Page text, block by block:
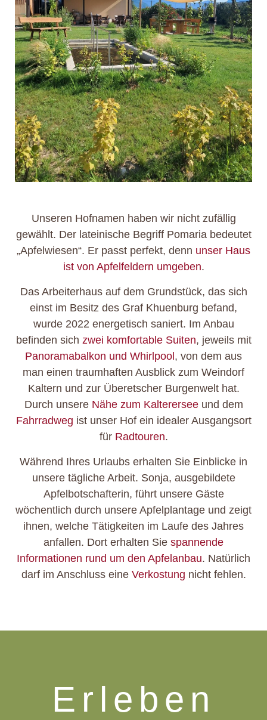
Unseren Hofnamen haben wir nicht zufällig
gewählt. Der lateinische Begriff Pomaria bedeutet
„Apfelwiesen“. Er passt perfekt, denn unser Haus
ist von Apfelfeldern umgeben.
Das Arbeiterhaus auf dem Grundstück, das sich
einst im Besitz des Graf Khuenburg befand,
wurde 2022 energetisch saniert. Im Anbau
befinden sich zwei komfortable Suiten, jeweils mit
Panoramabalkon und Whirlpool, von dem aus
man einen traumhaften Ausblick zum Weindorf
Kaltern und zur Überetscher Burgenwelt hat.
Durch unsere Nähe zum Kaltererseeund dem
Fahrradweg ist unser Hof ein idealer Ausgangsort
für Radtouren.
Während Ihres Urlaubs erhalten Sie Einblicke in
unsere tägliche Arbeit. Sonja, ausgebildete
Apfelbotschafterin, führt unsere Gäste
wöchentlich durch unsere Apfelplantage und zeigt
ihnen, welche Tätigkeiten im Laufe des Jahres
anfallen. Dort erhalten Sie spannende
Informationen rund um den Apfelanbau. Natürlich
darf im Anschluss eine Verkostung nicht fehlen.
Erleben